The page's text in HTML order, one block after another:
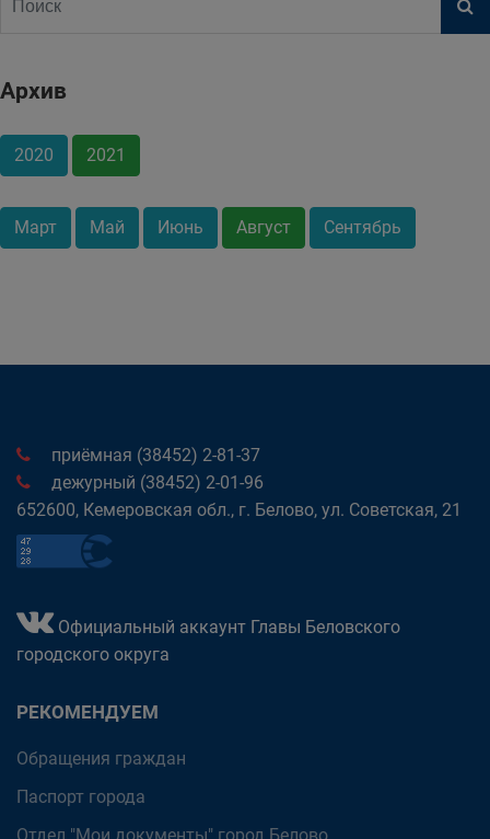
Архив
2020 2021
Март Май Июнь Август Сентябрь
приёмная (38452) 2-81-37
дежурный (38452) 2-01-96
652600, Кемеровская обл., г. Белово, ул. Советская, 21
Официальный аккаунт Главы Беловского
городского округа
РЕКОМЕНДУЕМ
Обращения граждан
Паспорт города